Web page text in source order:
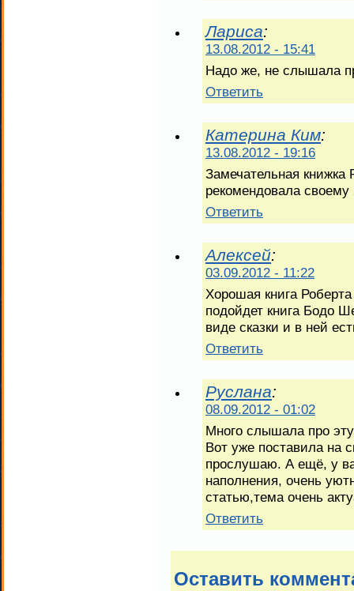
Лариса:
13.08.2012 - 15:41
Надо же, не слышала
Ответить
Катерина Ким:
13.08.2012 - 19:16
Замечательная
рекомендовала
Ответить
Алексей:
03.09.2012 - 11:22
Хорошая книга
подойдет книга Бодо
виде сказки и в ней
Ответить
Руслана:
08.09.2012 - 01:02
Много слышала про
Вот уже поставила на
прослушаю. А ещё, у
наполнения, очень
статью,тема очень
Ответить
Оставить